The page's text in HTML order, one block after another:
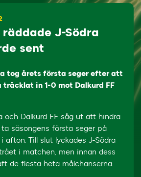
J-Södra
sent
tog årets första seger efter att
tråcklat in 1-0 mot Dalkurd FF
och Dalkurd FF såg ut att hindra
säsongens första seger på
afton. Till slut lyckades J-Södra
i matchen, men innan dess
de flesta heta målchanserna.